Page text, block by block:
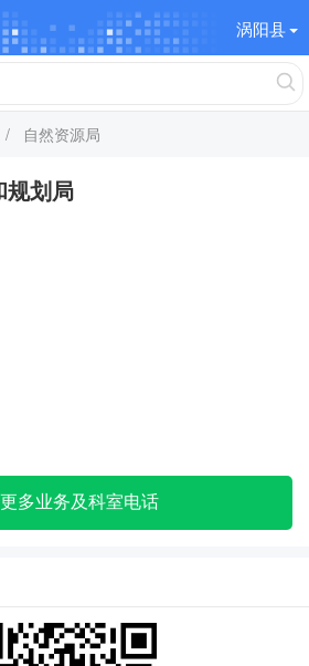
涡阳县
/ 自然资源局
规划局
多业务及科室电话